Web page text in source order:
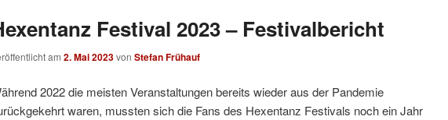
Festival 2023 – Festivalbericht
am 2. Mai 2023von Stefan Frühauf
2022 die meisten Veranstaltungen bereits wieder aus der Pandemie
waren, mussten sich die Fans des Hexentanz Festivals noch ein Jahr